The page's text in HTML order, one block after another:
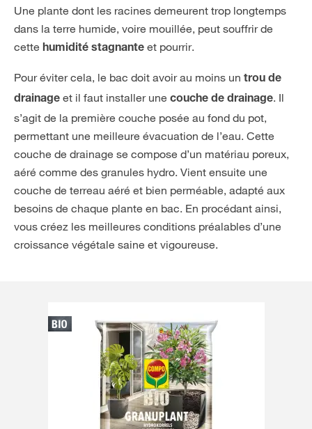
Une plante dont les racines demeurent trop longtemps
dans la terre humide, voire mouillée, peut souffrir de
cette humidité stagnante et pourrir.
Pour éviter cela, le bac doit avoir au moins un trou de
drainage et il faut installer une couche de drainage. Il
s’agit de la première couche posée au fond du pot,
permettant une meilleure évacuation de l’eau. Cette
couche de drainage se compose d’un matériau poreux,
aéré comme des granules hydro. Vient ensuite une
couche de terreau aéré et bien perméable, adapté aux
besoins de chaque plante en bac. En procédant ainsi,
vous créez les meilleures conditions préalables d’une
croissance végétale saine et vigoureuse.